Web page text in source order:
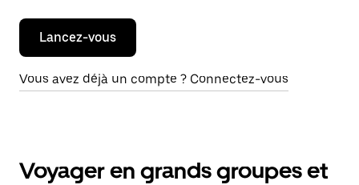
Lancez-vous
Vous avez déjà un compte ? Connectez-vous
Voyager en grands groupes et